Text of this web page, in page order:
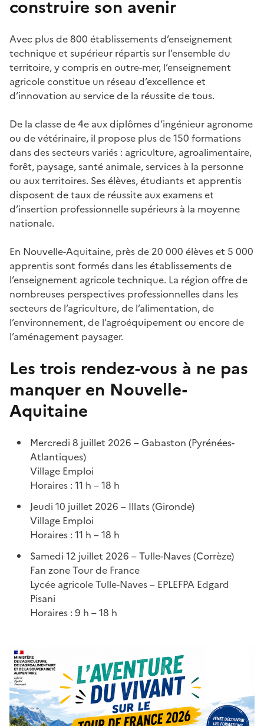
construire son avenir
Avec plus de 800 établissements d’enseignement
technique et supérieur répartis sur l’ensemble du
territoire, y compris en outre-mer, l’enseignement
agricole constitue un réseau d’excellence et
d’innovation au service de la réussite de tous.
De la classe de 4e aux diplômes d’ingénieur agronome
ou de vétérinaire, il propose plus de 150 formations
dans des secteurs variés : agriculture, agroalimentaire,
forêt, paysage, santé animale, services à la personne
ou aux territoires. Ses élèves, étudiants et apprentis
disposent de taux de réussite aux examens et
d’insertion professionnelle supérieurs à la moyenne
nationale.
En Nouvelle-Aquitaine, près de 20 000 élèves et 5 000
apprentis sont formés dans les établissements de
l’enseignement agricole technique. La région offre de
nombreuses perspectives professionnelles dans les
secteurs de l’agriculture, de l’alimentation, de
l’environnement, de l’agroéquipement ou encore de
l’aménagement paysager.
Les trois rendez-vous à ne pas
manquer en Nouvelle-
Aquitaine
Mercredi 8 juillet 2026 – Gabaston (Pyrénées-
Atlantiques)
Village Emploi
Horaires : 11 h – 18 h
Jeudi 10 juillet 2026 – Illats (Gironde)
Village Emploi
Horaires : 11 h – 18 h
Samedi 12 juillet 2026 – Tulle-Naves (Corrèze)
Fan zone Tour de France
Lycée agricole Tulle-Naves – EPLEFPA Edgard
Pisani
Horaires : 9 h – 18 h